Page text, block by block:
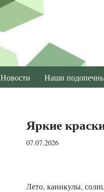
Новости Наши
Яркие
07.07.2026
Лето, каникулы,